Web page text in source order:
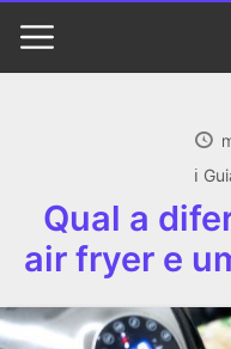
ℹ️
Qual a
air fryer e